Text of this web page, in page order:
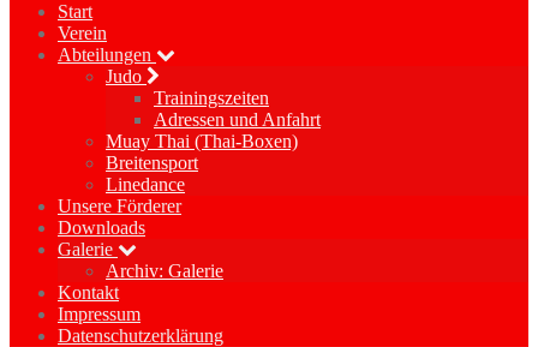
Start
Verein
Abteilungen
Judo
Trainingszeiten
Adressen und Anfahrt
Muay Thai (Thai-Boxen)
Breitensport
Linedance
Unsere Förderer
Downloads
Galerie
Archiv: Galerie
Kontakt
Impressum
Datenschutzerklärung